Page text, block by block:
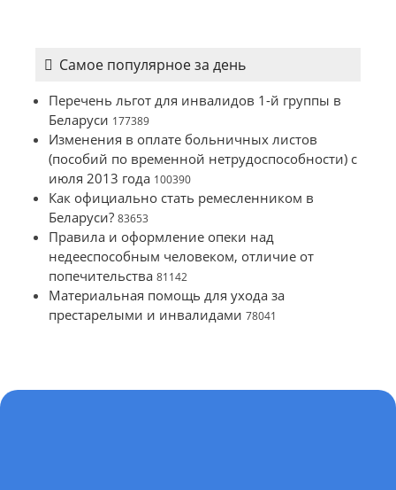
Самое популярное за день
Перечень льгот для инвалидов 1-й группы в
Беларуси 177389
Изменения в оплате больничных листов
(пособий по временной нетрудоспособности) с
июля 2013 года 100390
Как официально стать ремесленником в
Беларуси? 83653
Правила и оформление опеки над
недееспособным человеком, отличие от
попечительства 81142
Материальная помощь для ухода за
престарелыми и инвалидами 78041